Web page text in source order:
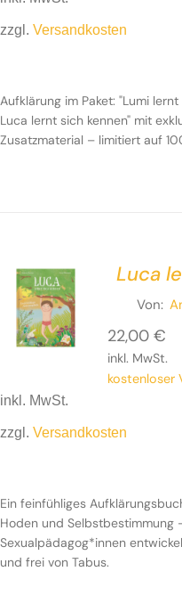
zzgl. Versandkosten
Aufklärung im Paket: "Lumi
Luca lernt sich kennen" mit
Zusatzmaterial – limitiert auf
Luca
Von:
22,00 €
inkl. MwSt.
kostenloser
inkl. MwSt.
zzgl. Versandkosten
Ein feinfühliges
Hoden und Selbstbestimmung
Sexualpädagog*innen
und frei von Tabus.